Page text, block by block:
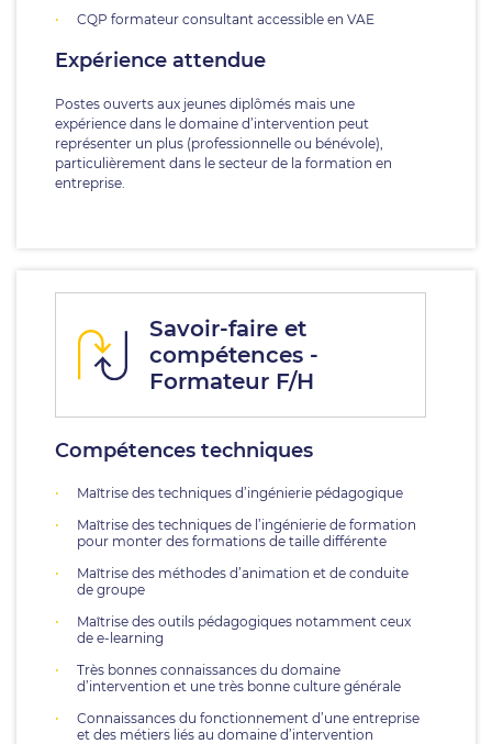
CQP formateur consultant accessible en VAE
Expérience attendue
Postes ouverts aux jeunes diplômés mais une
expérience dans le domaine d’intervention peut
représenter un plus (professionnelle ou bénévole),
particulièrement dans le secteur de la formation en
entreprise.
Savoir-faire et
compétences -
Formateur F/H
Compétences techniques
Maîtrise des techniques d’ingénierie pédagogique
Maîtrise des techniques de l’ingénierie de formation
pour monter des formations de taille différente
Maîtrise des méthodes d’animation et de conduite
de groupe
Maîtrise des outils pédagogiques notamment ceux
de e-learning
Très bonnes connaissances du domaine
d’intervention et une très bonne culture générale
Connaissances du fonctionnement d’une entreprise
et des métiers liés au domaine d’intervention